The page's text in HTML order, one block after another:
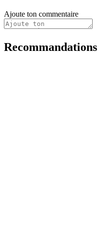
Ajoute ton commentaire
Recommandations